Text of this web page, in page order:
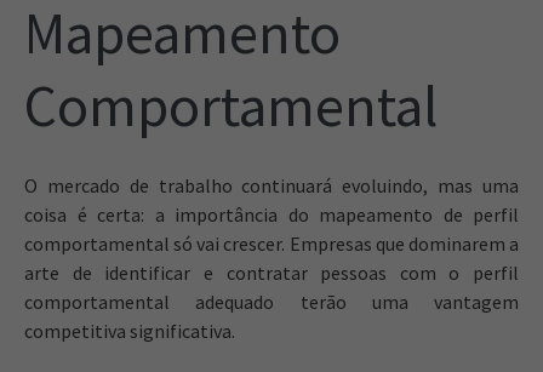
Mapeamento
Comportamental
O mercado de trabalho continuará evoluindo, mas uma
coisa é certa: a importância do mapeamento de perfil
comportamental só vai crescer. Empresas que dominarem a
arte de identificar e contratar pessoas com o perfil
comportamental adequado terão uma vantagem
competitiva significativa.